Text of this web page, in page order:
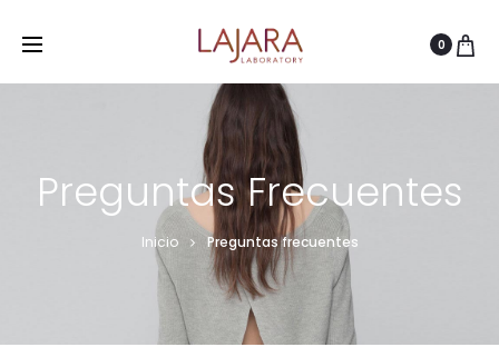
0
Preguntas Frecuentes
Inicio Preguntas frecuentes